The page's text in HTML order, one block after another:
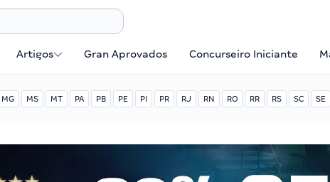
Artigos Gran Aprovados Concurseiro Iniciante
MG MS MT PA PB PE PI PR RJ RN RO RR RS SC SE